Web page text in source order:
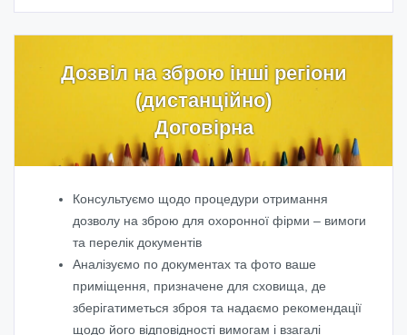
Дозвіл на зброю інші регіони
(дистанційно)
Договірна
Консультуємо щодо процедури отримання
дозволу на зброю для охоронної фірми – вимоги
та перелік документів
Аналізуємо по документах та фото ваше
приміщення, призначене для сховища, де
зберігатиметься зброя та надаємо рекомендації
щодо його відповідності вимогам і взагалі